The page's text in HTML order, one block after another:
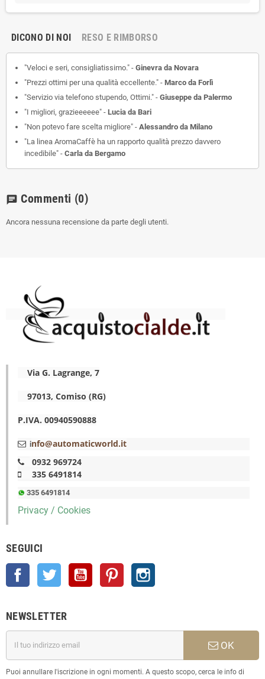
DICONO DI NOI RESO E RIMBORSO
"Veloci e seri, consigliatissimo." - Ginevra da Novara
"Prezzi ottimi per una qualità eccellente." - Marco da Forlì
"Servizio via telefono stupendo, Ottimi." - Giuseppe da Palermo
"I migliori, grazieeeeee" - Lucia da Bari
"Non potevo fare scelta migliore" - Alessandro da Milano
"La linea AromaCaffè ha un rapporto qualità prezzo davvero
incedibile" - Carla da Bergamo
chat Commenti (0)
Ancora nessuna recensione da parte degli utenti.
Via G. Lagrange, 7
97013, Comiso (RG)
P.IVA. 00940590888
info@automaticworld.it
0932 969724
335 6491814
335 6491814
Privacy / Cookies
SEGUICI
Facebook Twitter YouTube Pinterest
NEWSLETTER
OK
Puoi annullare l'iscrizione in ogni momenti. A questo scopo, cerca le info di